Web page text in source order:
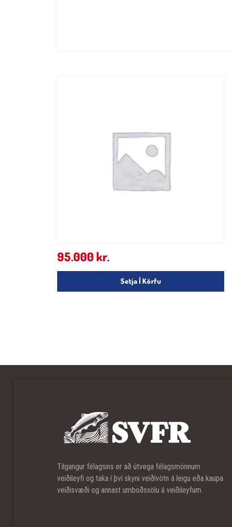
95.000 kr.
Setja Í Körfu
Tilgangur félagsins er að útvega félagsmönnum
veiðileyfi og taka í því skyni veiðivötn á leigu eða kaupa
veiðisvæði og annast umboðssölu á veiðileyfum.